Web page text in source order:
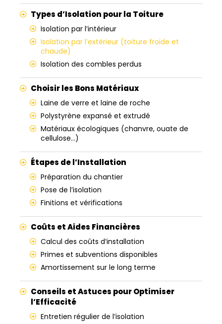
Types d’Isolation pour la Toiture
Isolation par l’intérieur
Isolation par l’extérieur (toiture froide et
chaude)
Isolation des combles perdus
Choisir les Bons Matériaux
Laine de verre et laine de roche
Polystyrène expansé et extrudé
Matériaux écologiques (chanvre, ouate de
cellulose…)
Étapes de l’Installation
Préparation du chantier
Pose de l’isolation
Finitions et vérifications
Coûts et Aides Financières
Calcul des coûts d’installation
Primes et subventions disponibles
Amortissement sur le long terme
Conseils et Astuces pour Optimiser
l’Efficacité
Entretien régulier de l’isolation